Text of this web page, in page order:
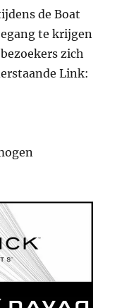
de Boat
te krijgen
zich
Link: